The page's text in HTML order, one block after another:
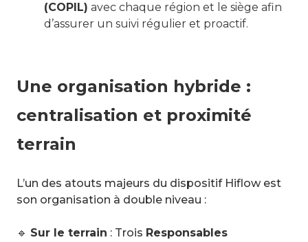
(COPIL) avec chaque région et le siège afin
d’assurer un suivi régulier et proactif.
Une organisation hybride :
centralisation et proximité
terrain
L’un des atouts majeurs du dispositif Hiflow est
son organisation à double niveau :
🔹 Sur le terrain : Trois Responsables